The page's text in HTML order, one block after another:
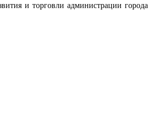
и торговли администрации города